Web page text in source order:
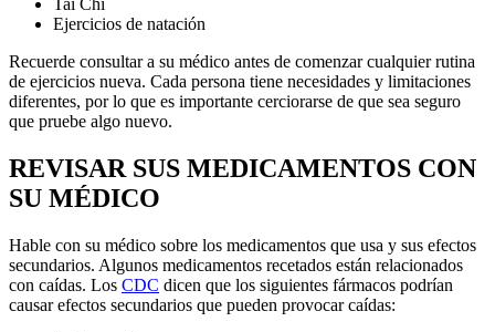
Tai Chi
Ejercicios de natación
Recuerde consultar a su médico antes de comenzar cualquier rutina
de ejercicios nueva. Cada persona tiene necesidades y limitaciones
diferentes, por lo que es importante cerciorarse de que sea seguro
que pruebe algo nuevo.
REVISAR SUS MEDICAMENTOS CON
SU MÉDICO
Hable con su médico sobre los medicamentos que usa y sus efectos
secundarios. Algunos medicamentos recetados están relacionados
con caídas. Los CDC dicen que los siguientes fármacos podrían
causar efectos secundarios que pueden provocar caídas: